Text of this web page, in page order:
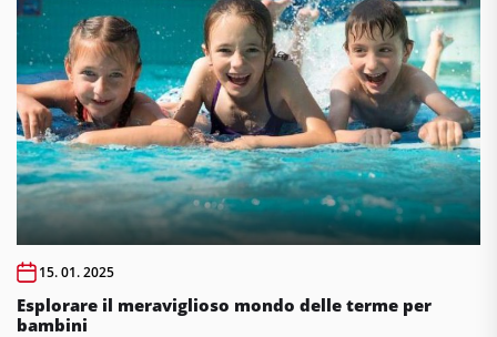
15. 01. 2025
Esplorare il meraviglioso mondo delle terme per
bambini